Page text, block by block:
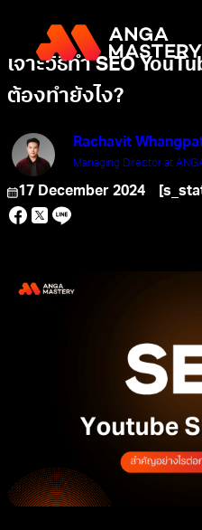
เจาะวิธีทำ SEO
ต้องทำยังไง?
Rachavit
Managing Director at
17 December 2024